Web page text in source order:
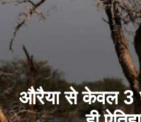
औरैया से केवल 3